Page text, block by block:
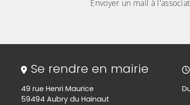
Envoyer un mail à
Se rendre en mairie
49 rue Henri Maurice
59494 Aubry du Hainaut